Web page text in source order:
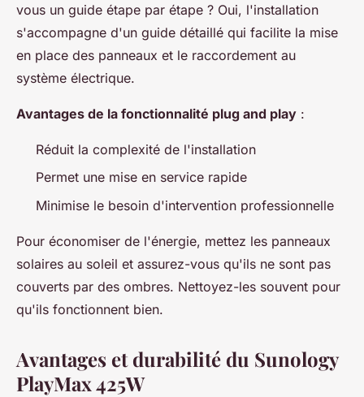
vous un guide étape par étape ? Oui, l'installation
s'accompagne d'un guide détaillé qui facilite la mise
en place des panneaux et le raccordement au
système électrique.
Avantages de la fonctionnalité plug and play :
Réduit la complexité de l'installation
Permet une mise en service rapide
Minimise le besoin d'intervention professionnelle
Pour économiser de l'énergie, mettez les panneaux
solaires au soleil et assurez-vous qu'ils ne sont pas
couverts par des ombres. Nettoyez-les souvent pour
qu'ils fonctionnent bien.
Avantages et durabilité du Sunology
PlayMax 425W